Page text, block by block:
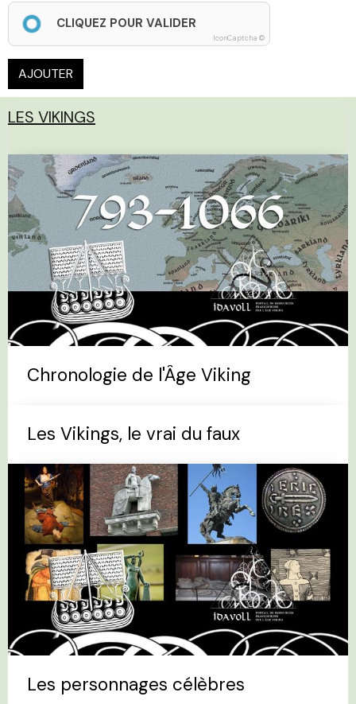
CLIQUEZ POUR VALIDER
IconCaptcha ©
AJOUTER
LES VIKINGS
Chronologie de l'Âge Viking
Les Vikings, le vrai du faux
Les personnages célèbres